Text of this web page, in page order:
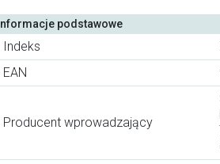
Informacje podstawowe
Indeks
EAN
Producent wprowadzający